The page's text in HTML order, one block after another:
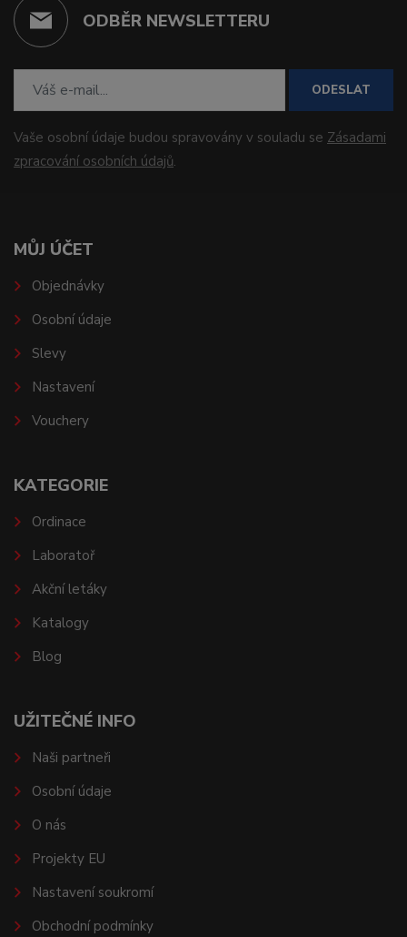
ODBĚR NEWSLETTERU
ODESLAT
Vaše osobní údaje budou spravovány v souladu se Zásadami
zpracování osobních údajů.
MŮJ ÚČET
Objednávky
Osobní údaje
Slevy
Nastavení
Vouchery
KATEGORIE
Ordinace
Laboratoř
Akční letáky
Katalogy
Blog
UŽITEČNÉ INFO
Naši partneři
Osobní údaje
O nás
Projekty EU
Nastavení soukromí
Obchodní podmínky